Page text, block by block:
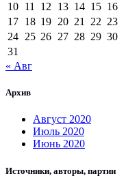
10 11 12 13 14 15 16
17 18 19 20 21 22 23
24 25 26 27 28 29 30
31
« Авг
Архив
Август 2020
Июль 2020
Июнь 2020
Источники, авторы, партии